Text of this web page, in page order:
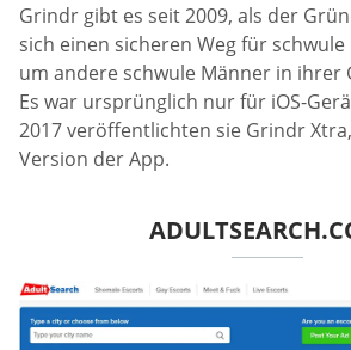
Grindr gibt es seit 2009, als der
sich einen sicheren Weg für
um andere schwule Männer in ihrer
Es war ursprünglich nur für iOS-
2017 veröffentlichten sie Grindr
Version der App.